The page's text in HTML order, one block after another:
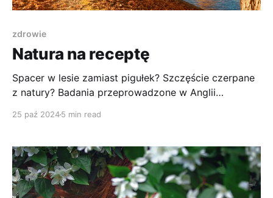
zdrowie
Natura na receptę
Spacer w lesie zamiast pigułek? Szczęście czerpane
z natury? Badania przeprowadzone w Anglii
25 paź 20245 min read